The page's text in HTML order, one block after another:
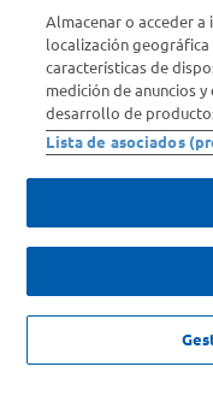
Provincia
Copyright 2026
Condiciones del Servicio|
Almacenar o acceder
localización
características de
medición de anuncios
desarrollo de
Lista de asociados